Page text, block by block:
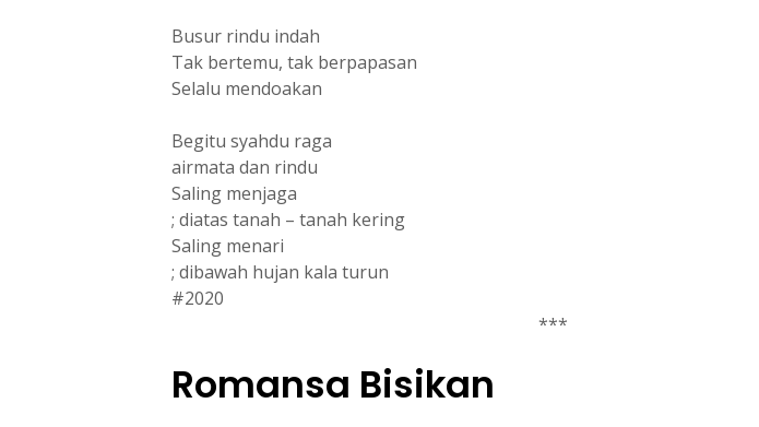
Busur rindu indah
Tak bertemu, tak berpapasan
Selalu mendoakan
Begitu syahdu raga
airmata dan rindu
Saling menjaga
; diatas tanah – tanah kering
Saling menari
; dibawah hujan kala turun
#2020
***
Romansa Bisikan